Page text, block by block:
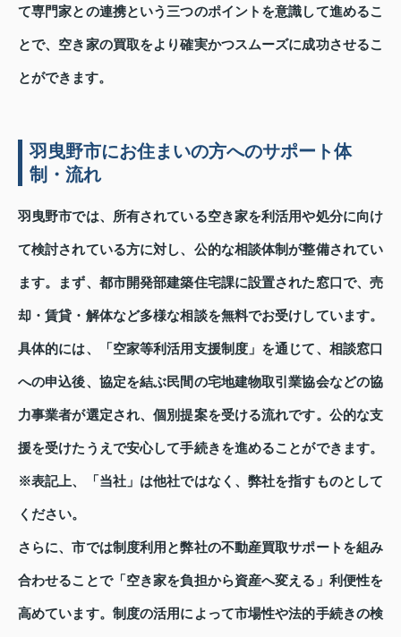
て専門家との連携という三つのポイントを意識して進めるこ
とで、空き家の買取をより確実かつスムーズに成功させるこ
とができます。
羽曳野市にお住まいの方へのサポート体
制・流れ
羽曳野市では、所有されている空き家を利活用や処分に向け
て検討されている方に対し、公的な相談体制が整備されてい
ます。まず、都市開発部建築住宅課に設置された窓口で、売
却・賃貸・解体など多様な相談を無料でお受けしています。
具体的には、「空家等利活用支援制度」を通じて、相談窓口
への申込後、協定を結ぶ民間の宅地建物取引業協会などの協
力事業者が選定され、個別提案を受ける流れです。公的な支
援を受けたうえで安心して手続きを進めることができます。
※表記上、「当社」は他社ではなく、弊社を指すものとして
ください。
さらに、市では制度利用と弊社の不動産買取サポートを組み
合わせることで「空き家を負担から資産へ変える」利便性を
高めています。制度の活用によって市場性や法的手続きの検